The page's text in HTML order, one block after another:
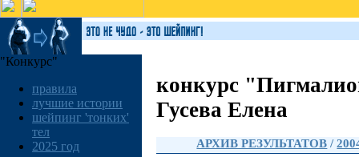
"Конкурс"
правила
лучшие истории
шейпинг 'тонких'
тел
2025 год
конкурс
Гусева Елена
АРХИВ РЕЗУЛЬТАТОВ /